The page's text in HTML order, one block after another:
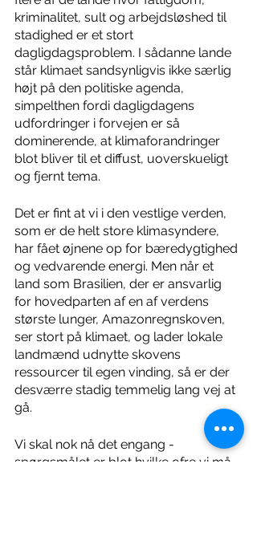
kriminalitet, sult og arbejdsløshed til
stadighed er et stort
dagligdagsproblem. I sådanne lande
står klimaet sandsynligvis ikke særlig
højt på den politiske agenda,
simpelthen fordi dagligdagens
udfordringer i forvejen er så
dominerende, at klimaforandringer
blot bliver til et diffust, uoverskueligt
og fjernt tema.
Det er fint at vi i den vestlige verden,
som er de helt store klimasyndere,
har fået øjnene op for bæredygtighed
og vedvarende energi. Men når et
land som Brasilien, der er ansvarlig
for hovedparten af en af verdens
største lunger, Amazonregnskoven,
ser stort på klimaet, og lader lokale
landmænd udnytte skovens
ressourcer til egen vinding, så er der
desværre stadig temmelig lang vej at
gå.
Vi skal nok nå det engang -
spørgsmålet er blot hvilke ofre vi må